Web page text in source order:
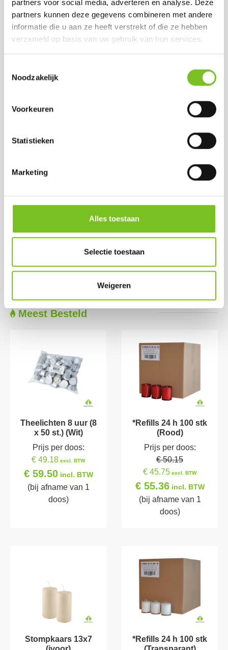
partners voor social media, adverteren en analyse. Deze
partners kunnen deze gegevens combineren met andere
informatie die u aan ze heeft verstrekt of die ze hebben
verzameld op basis van uw gebruik van hun services.
Noodzakelijk
Voorkeuren
Statistieken
Marketing
Alles toestaan
Selectie toestaan
Weigeren
Op voorraad
Q-LIGHTS
(TRANSPARANT)
€ 33,81excl. BTW
€ 40,91
(bij afname van 1
doos)
Op voorraad
Meest Besteld
Theelichten 8 uur (8
x 50 st.) (Wit)
Prijs per doos:
€ 49.18 excl. BTW
€ 59.50incl. BTW
(bij afname van 1
doos)
*Refills 24 h 100 stk
(Rood)
Prijs per doos:
€ 50.15
€ 45.75 excl. BTW
€ 55.36incl. BTW
(bij afname van 1
doos)
Stompkaars 13x7
*Refills 24 h 100 stk